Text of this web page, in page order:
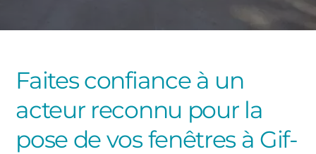
Faites confiance à un
acteur reconnu pour la
pose de vos fenêtres à Gif-
CLÔTURES